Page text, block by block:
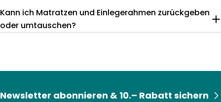
Kann ich Matratzen und Einlegerahmen zurückgeben
oder umtauschen?
Newsletter abonnieren & 10.– Rabatt sichern